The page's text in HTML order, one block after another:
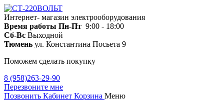
Интернет- магазин электрооборудования
Время работы Пн-Пт 9:00 - 18:00
Сб-Вс Выходной
Тюмень ул. Константина Посьета 9
Поможем сделать покупку
8 (958)263-29-90
Перезвоните мне
Позвонить Кабинет Корзина Меню